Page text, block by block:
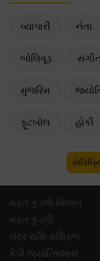
વ્યાપારી નેતા
બોલિવૂડ
મુજરિમ
ફૂટબૉલ હોકી
મફ્ત કુંડળી મિલાન
મફ્ત કુંડળી
ચંદ્ર રાશિ રાશિફળ
કેપી જ્યોતિષશાસ